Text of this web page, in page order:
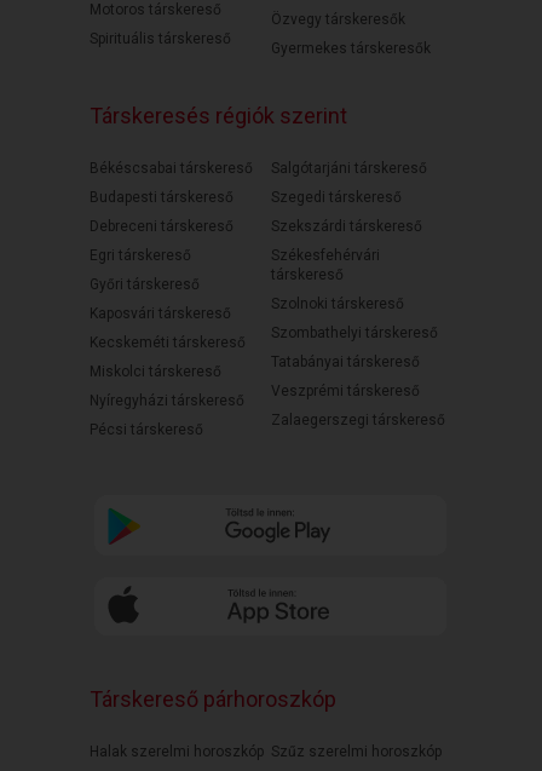
Motoros társkereső
Spirituális társkereső
Özvegy társkeresők
Gyermekes társkeresők
Társkeresés régiók szerint
Békéscsabai társkereső
Budapesti társkereső
Debreceni társkereső
Egri társkereső
Győri társkereső
Kaposvári társkereső
Kecskeméti társkereső
Miskolci társkereső
Nyíregyházi társkereső
Pécsi társkereső
Salgótarjáni társkereső
Szegedi társkereső
Szekszárdi társkereső
Székesfehérvári
társkereső
Szolnoki társkereső
Szombathelyi társkereső
Tatabányai társkereső
Veszprémi társkereső
Zalaegerszegi társkereső
Társkereső párhoroszkóp
Halak szerelmi horoszkóp Szűz szerelmi horoszkóp